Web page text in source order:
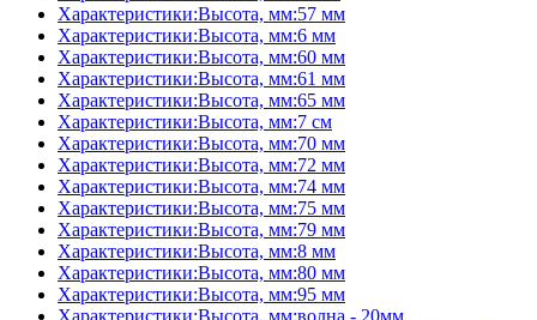
Характеристики:Высота, мм:57 мм
Характеристики:Высота, мм:6 мм
Характеристики:Высота, мм:60 мм
Характеристики:Высота, мм:61 мм
Характеристики:Высота, мм:65 мм
Характеристики:Высота, мм:7 см
Характеристики:Высота, мм:70 мм
Характеристики:Высота, мм:72 мм
Характеристики:Высота, мм:74 мм
Характеристики:Высота, мм:75 мм
Характеристики:Высота, мм:79 мм
Характеристики:Высота, мм:8 мм
Характеристики:Высота, мм:80 мм
Характеристики:Высота, мм:95 мм
Характеристики:Высота, мм:волна - 20мм